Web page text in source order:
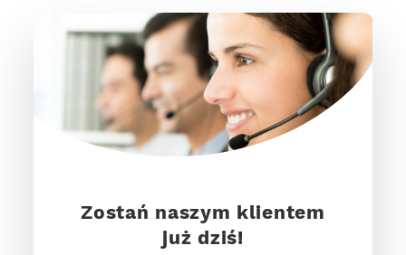
Zostań naszym klientem
już dziś!